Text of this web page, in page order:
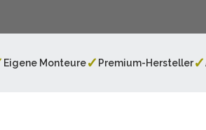
Eigene Monteure✓ Premium-Hersteller✓